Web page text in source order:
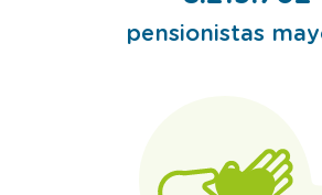
pensionistas